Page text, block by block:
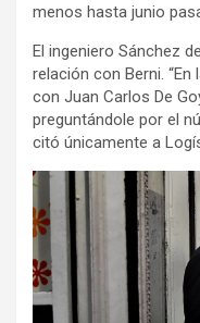
menos hasta junio
El ingeniero Sánchez
relación con Berni.
con Juan Carlos De
preguntándole por el
citó únicamente a